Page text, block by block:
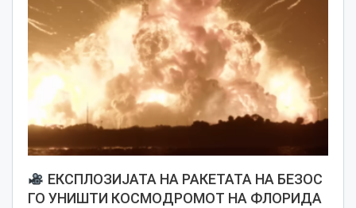
ЕКСПЛОЗИЈАТА НА РАКЕТАТА НА БЕЗОС
ГО УНИШТИ КОСМОДРОМОТ НА ФЛОРИДА